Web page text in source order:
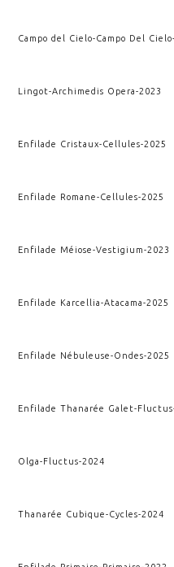
Campo del Cielo-Campo Del Cielo
Lingot-Archimedis Opera-2023
Enfilade Cristaux-Cellules-2025
Enfilade Romane-Cellules-2025
Enfilade Méiose-Vestigium-2023
Enfilade Karcellia-Atacama-2025
Enfilade Nébuleuse-Ondes-2025
Enfilade Thanarée Galet- Fluctus
Olga- Fluctus-2024
Thanarée Cubique-Cycles-2024